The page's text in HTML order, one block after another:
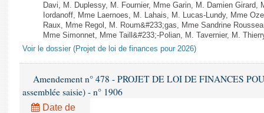
Davi, M. Duplessy, M. Fournier, Mme Garin, M. Damien Girard,
Iordanoff, Mme Laernoes, M. Lahais, M. Lucas-Lundy, Mme
Raux, Mme Regol, M. Roum&#233;gas, Mme Sandrine
Mme Simonnet, Mme Taill&#233;-Polian, M. Tavernier, M.
Voir le dossier (Projet de loi de finances pour 2026)
Amendement n° 478 - PROJET DE LOI DE FINANCES
assemblée saisie) - n° 1906
Date de